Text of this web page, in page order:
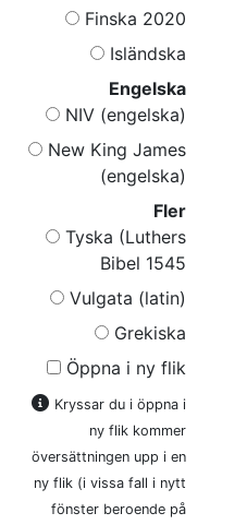
Finska 2020
Isländska
Engelska
NIV (engelska)
New King James
(engelska)
Fler
Tyska (Luthers
Bibel 1545
Vulgata (latin)
Grekiska
Öppna i ny flik
Kryssar du i öppna i
ny flik kommer
översättningen upp i en
ny flik (i vissa fall i nytt
fönster beroende på